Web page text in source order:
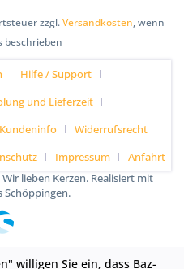
zzgl.Versandkosten, wenn
beschrieben
Hilfe / Support
und Lieferzeit
Widerrufsrecht
Impressum
Anfahrt
lieben Kerzen. Realisiert mit
Schöppingen.
willigen Sie ein, dass Baz-